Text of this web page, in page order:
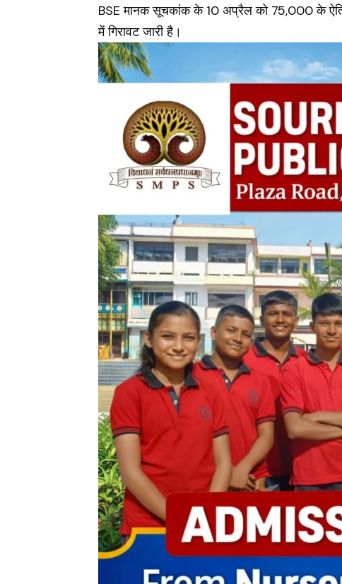
BSE मानक सूचकांक के 10 अप्रैल को 75,000 के
में गिरावट जारी है।